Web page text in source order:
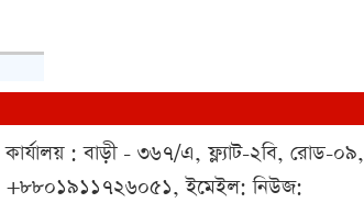
: বাড়ী - ৩৬৭/এ, ফ্ল্যাট-২বি, রোড-০৯,
+৮৮০১৯১১৭২৬০৫১, ইমেইল: নিউজ: